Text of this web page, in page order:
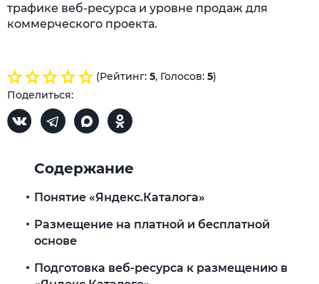
трафике веб-ресурса и уровне продаж для
коммерческого проекта.
(Рейтинг: 5, Голосов: 5)
Поделиться:
Содержание
Понятие «Яндекс.Каталога»
Размещение на платной и бесплатной
основе
Подготовка веб-ресурса к размещению в